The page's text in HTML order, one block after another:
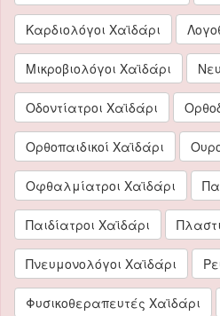
Καρδιολόγοι Χαϊδάρι
Μικροβιολόγοι Χαϊδάρι
Οδοντίατροι Χαϊδάρι
Ορθοπαιδικοί Χαϊδάρι
Οφθαλμίατροι Χαϊδάρι
Παιδίατροι Χαϊδάρι
Πνευμονολόγοι Χαϊδάρι
Φυσικοθεραπευτές Χαϊδάρι